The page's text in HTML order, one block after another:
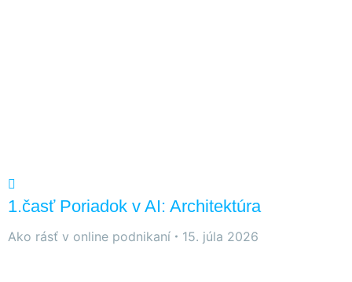
1.časť Poriadok v AI: Architektúra
Ako rásť v online podnikaní 15. júla 2026